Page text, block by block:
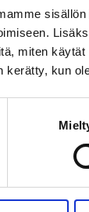
miten
kerätty, kun